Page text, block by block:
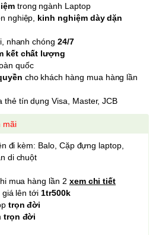
trong ngành Laptop
nghiệp, kinh nghiệm dày dặn
nhanh chóng 24/7
kết chất lượng
quốc
cho khách hàng mua hàng lần
thẻ tín dụng Visa, Master, JCB
mãi
đi kèm: Balo, Cặp đựng laptop,
di chuột
mua hàng lần 2 xem chi tiết
giá lên tới 1tr500k
trọn đời
trọn đời